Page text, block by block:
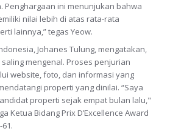
Penghargaan ini menunjukan bahwa
nilai lebih di atas rata-rata
lainnya,” tegas Yeow.
Johanes Tulung, mengatakan,
mengenal. Proses penjurian
website, foto, dan informasi yang
properti yang dinilai. “Saya
properti sejak empat bulan lalu,"
Ketua Bidang Prix D’Excellence Award